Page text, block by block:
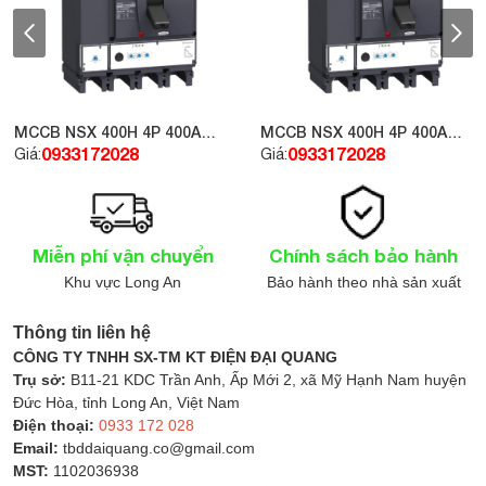
sáng không đồng đều. Vỏ đèn bằng hợp kim nhôm
không chỉ có tính thẩm mỹ cao mà còn đảm bảo độ
bền, chống han gỉ, giúp đèn hoạt động ổn định trong
Chất liệu cao cấp
Với việc sử dụng chất liệu hợp kim nhôm, Đèn
Downlight LED OLT315L45 đảm bảo khả năng chịu
lực và chống oxy hóa tốt. Điều này giúp đèn giữ được
độ bền lâu dài và hạn chế các sự cố hư hỏng, giúp
người sử dụng tiết kiệm chi phí sửa chữa.
Thiết kế phù hợp với không gian hiện đại
Sản phẩm này không chỉ chú trọng vào hiệu suất chiếu
sáng mà còn có một thiết kế thanh lịch, dễ dàng lắp đặt
vào các không gian hiện đại như phòng khách, văn
phòng hay các khu vực thương mại. Đèn có thể được
gắn âm trần mà không chiếm nhiều diện tích, mang lại
MCCB NSX 400H 4P 400A
70kA 415V LV432694
Giá:0933172028
MCCB NSX 400H 4P 400A
70kA 415V LV432877
Giá:0933172028
Miễn phí vận chuyển
Khu vực Long An
Chính sách bảo hành
Bảo hành theo nhà sản xuất
Thông tin liên hệ
CÔNG TY TNHH SX-TM KT ĐIỆN ĐẠI QUANG
Trụ sở: B11-21 KDC Trần Anh, Ấp Mới 2, xã Mỹ Hạnh Nam huyện
Đức Hòa, tỉnh Long An, Việt Nam
Điện thoại: 0933 172 028
Email: tbddaiquang.co@gmail.com
MST: 1102036938